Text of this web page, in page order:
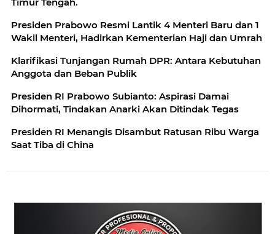
Presiden Prabowo Resmi Lantik 4 Menteri Baru dan 1
Wakil Menteri, Hadirkan Kementerian Haji dan Umrah
Klarifikasi Tunjangan Rumah DPR: Antara Kebutuhan
Anggota dan Beban Publik
Presiden RI Prabowo Subianto: Aspirasi Damai
Dihormati, Tindakan Anarki Akan Ditindak Tegas
Presiden RI Menangis Disambut Ratusan Ribu Warga
Saat Tiba di China